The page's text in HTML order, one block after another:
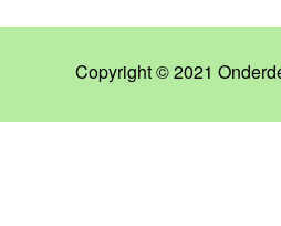
Copyright © 2021